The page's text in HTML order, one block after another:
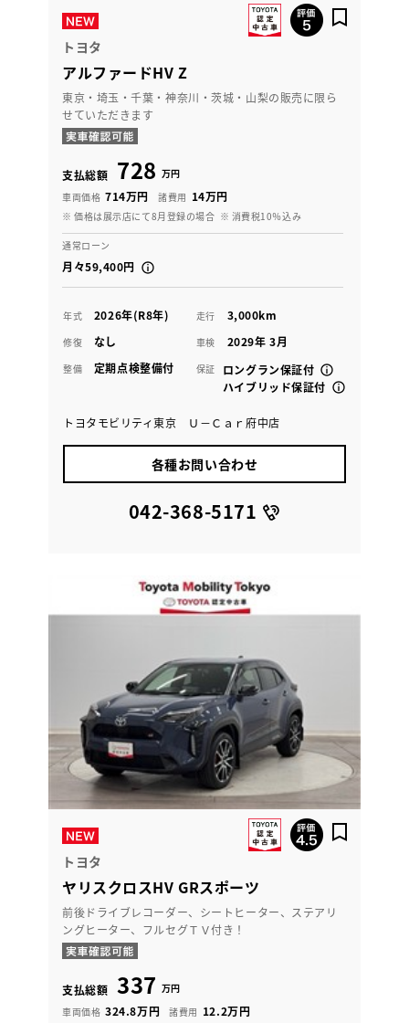
トヨタ
アルファードHV Z
東京・埼玉・千葉・神奈川・茨城・山梨の販売に限ら
せていただきます
支払総額 728 万円
車両価格 714万円 諸費用 14万円
※ 価格は展示店にて8月登録の場合 ※ 消費税10％込み
通常ローン
月々59,400円
年式 2026年(R8年) 走行 3,000km
修復 なし 車検 2029年 3月
整備 定期点検整備付 保証
ロングラン保証付
ハイブリッド保証付
トヨタモビリティ東京 Ｕ－Ｃａｒ府中店
各種お問い合わせ
042-368-5171
トヨタ
ヤリスクロスHV GRスポーツ
前後ドライブレコーダー、シートヒーター、ステアリ
ングヒーター、フルセグＴＶ付き！
支払総額 337 万円
車両価格 324.8万円 諸費用 12.2万円